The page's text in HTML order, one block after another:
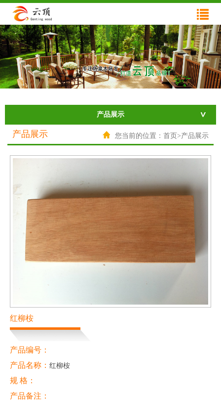
网站首页
关于云顶
产品展示
新闻资讯
技术支持
产品展示
产品展示 您当前的位置：首页>产品展示
红柳桉
产品编号：
产品名称： 红柳桉
规 格：
产品备注：